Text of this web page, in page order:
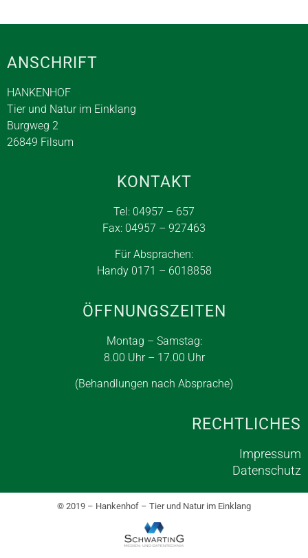
ANSCHRIFT
HANKENHOF
Tier und Natur im Einklang
Burgweg 2
26849 Filsum
KONTAKT
Tel: 04957 – 657
Fax: 04957 – 927463
Für Absprachen:
Handy 0171 – 6018858
ÖFFNUNGSZEITEN
Montag – Samstag:
8.00 Uhr – 17.00 Uhr
(Behandlungen nach Absprache)
RECHTLICHES
Impressum
Datenschutz
© 2019 – Hankenhof – Tier und Natur im Einklang